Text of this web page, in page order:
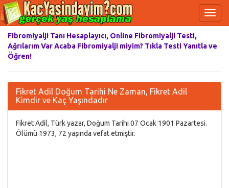
Fibromiyalji Tanı Hesaplayıcı, Online Fibromiyalji Testi,
Ağrılarım Var Acaba Fibromiyalji miyim? Tıkla Testi Yanıtla ve
Öğren!
Fikret Adil Doğum Tarihi Ne Zaman, Fikret Adil
Kimdir ve Kaç Yaşındadır
Fikret Adil, Türk yazar, Doğum Tarihi 07 Ocak 1901 Pazartesi.
Ölümü 1973, 72 yaşında vefat etmiştir.